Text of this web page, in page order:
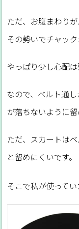
ただ、お腹まわり
その勢いでチャッ
やっぱり少し心配は
なので、ベルト通
が落ちないように留
ただ、スカートは
と留めにくいです。
そこで私が使って